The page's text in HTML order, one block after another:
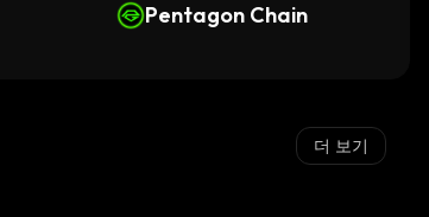
Pentagon Chain
더 보기